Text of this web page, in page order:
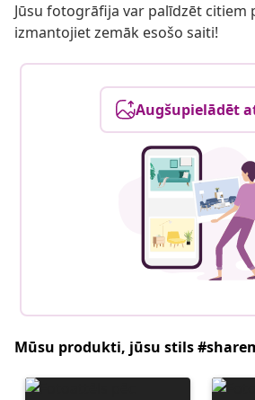
Jūsu fotogrāfija var palīdzēt citiem
izmantojiet zemāk esošo saiti!
Augšupielādēt
Mūsu produkti, jūsu stils